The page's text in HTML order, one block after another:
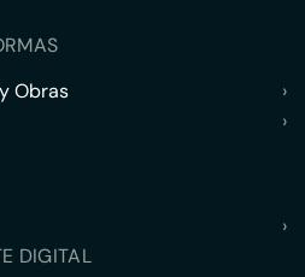
Obras
›
›
›
DIGITAL